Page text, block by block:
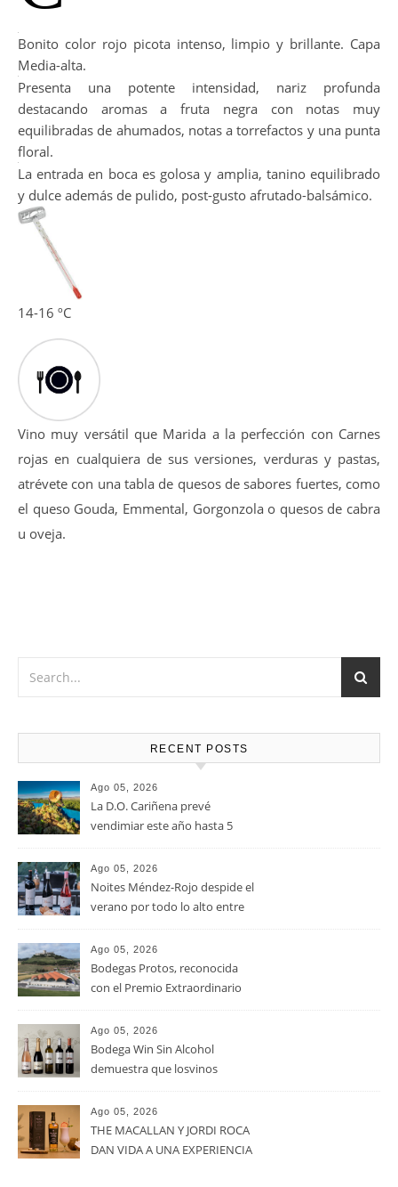
Bonito color rojo picota intenso, limpio y brillante. Capa
Media-alta.
Presenta una potente intensidad, nariz profunda
destacando aromas a fruta negra con notas muy
equilibradas de ahumados, notas a torrefactos y una punta
floral.
La entrada en boca es golosa y amplia, tanino equilibrado
y dulce además de pulido, post-gusto afrutado-balsámico.
14-16 ºC
Vino muy versátil que Marida a la perfección con Carnes
rojas en cualquiera de sus versiones, verduras y pastas,
atrévete con una tabla de quesos de sabores fuertes, como
el queso Gouda, Emmental, Gorgonzola o quesos de cabra
u oveja.
RECENT POSTS
Ago 05, 2026
La D.O. Cariñena prevé
vendimiar este año hasta 5
que en 2025
Ago 05, 2026
Noites Méndez-Rojo despide el
verano por todo lo alto entre
Ago 05, 2026
Bodegas Protos, reconocida
con el Premio Extraordinario
casi un siglo de excelencia
vitivinícola
Ago 05, 2026
Bodega Win Sin Alcohol
demuestra que losvinos
calidadcomienzan a diseñarse
en el viñedo
Ago 05, 2026
THE MACALLAN Y JORDI ROCA
DAN VIDA A UNA EXPERIENCIA